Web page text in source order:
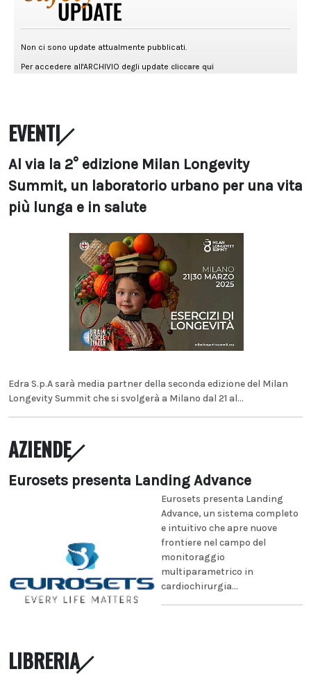
EVENTI
Al via la 2° edizione Milan Longevity
Summit, un laboratorio urbano per una vita
più lunga e in salute
Edra S.p.A sarà media partner della seconda edizione del Milan
Longevity Summit che si svolgerà a Milano dal 21 al...
AZIENDE
Eurosets presenta Landing Advance
Eurosets presenta Landing
Advance, un sistema completo
e intuitivo che apre nuove
frontiere nel campo del
monitoraggio
multiparametrico in
cardiochirurgia...
LIBRERIA